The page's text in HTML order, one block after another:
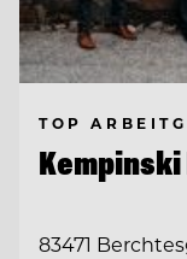
TOP
83471